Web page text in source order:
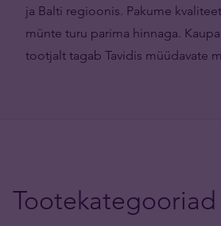
ja Balti regioonis. Pakume
münte turu parima hinnaga.
tootjalt tagab Tavidis müüdavate
Tootekategooriad